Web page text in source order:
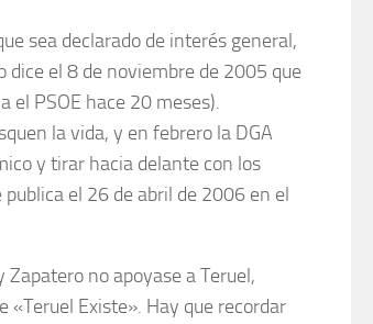
sea declarado de interés general,
dice el 8 de noviembre de 2005 que
el PSOE hace 20 meses).
la vida, y en febrero la DGA
y tirar hacia delante con los
el 26 de abril de 2006 en el
no apoyase a Teruel,
«Teruel Existe». Hay que recordar